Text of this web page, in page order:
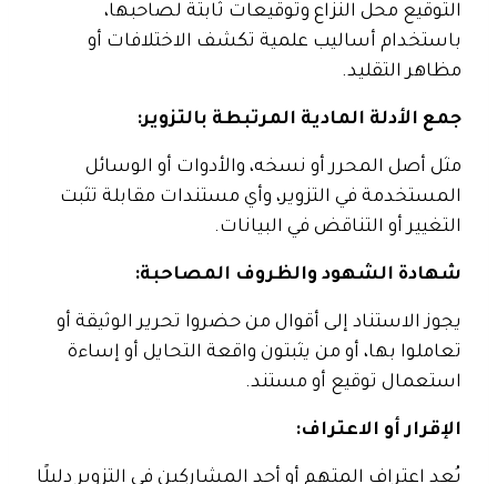
التوقيع محل النزاع وتوقيعات ثابتة لصاحبها،
باستخدام أساليب علمية تكشف الاختلافات أو
مظاهر التقليد.
جمع الأدلة المادية المرتبطة بالتزوير:
مثل أصل المحرر أو نسخه، والأدوات أو الوسائل
المستخدمة في التزوير، وأي مستندات مقابلة تثبت
التغيير أو التناقض في البيانات.
شهادة الشهود والظروف المصاحبة:
يجوز الاستناد إلى أقوال من حضروا تحرير الوثيقة أو
تعاملوا بها، أو من يثبتون واقعة التحايل أو إساءة
استعمال توقيع أو مستند.
الإقرار أو الاعتراف:
يُعد اعتراف المتهم أو أحد المشاركين في التزوير دليلًا